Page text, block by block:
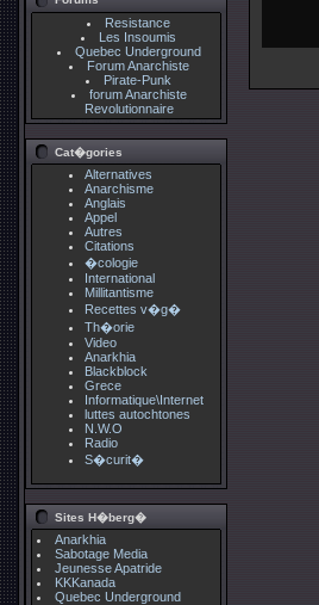
Resistance
Les Insoumis
Quebec Underground
Forum Anarchiste
Pirate-Punk
forum Anarchiste
Revolutionnaire
Cat�gories
Alternatives
Anarchisme
Anglais
Appel
Autres
Citations
�cologie
International
Millitantisme
Recettes v�g�
Th�orie
Video
Anarkhia
Blackblock
Grece
Informatique\Internet
luttes autochtones
N.W.O
Radio
S�curit�
Sites H�berg�
Anarkhia
Sabotage Media
Jeunesse Apatride
KKKanada
Quebec Underground